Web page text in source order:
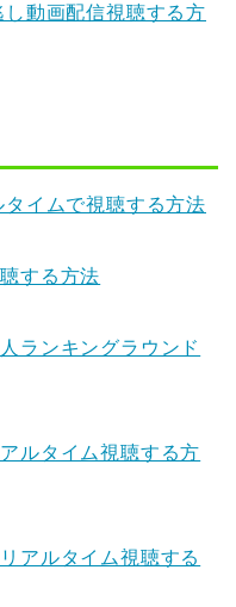
動画配信視聴する方
イムで視聴する方法
する方法
ランキングラウンド
ルタイム視聴する方
アルタイム視聴する